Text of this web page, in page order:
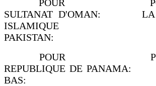
POUR
SULTANAT D'OMAN: LA
PAKISTAN:
POUR
REPUBLIQUE DE
BAS: